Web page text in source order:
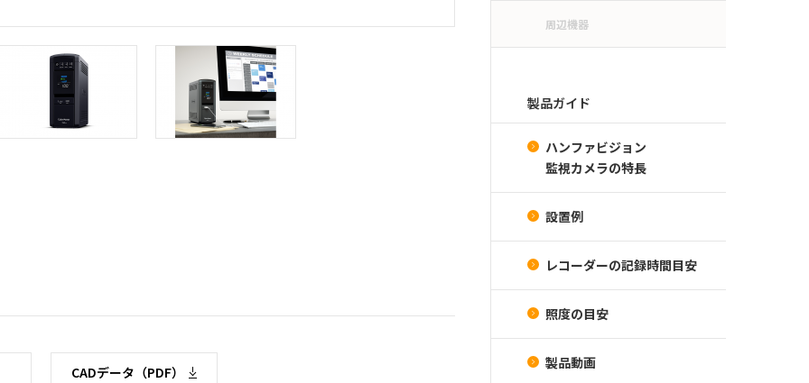
CADデータ（PDF）
周辺機器
製品ガイド
ハンファビジョン
監視カメラの特長
設置例
レコーダーの記録時間目安
照度の目安
製品動画